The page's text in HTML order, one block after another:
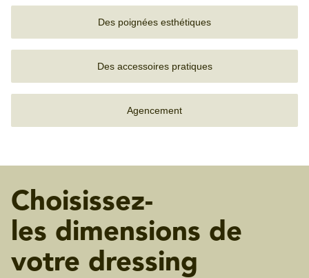
Des poignées esthétiques
Des accessoires pratiques
Agencement
Choisissez-
les dimensions de
votre dressing